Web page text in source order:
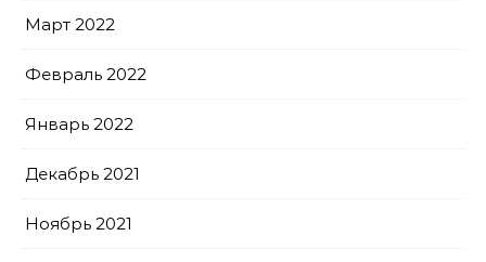
Март 2022
Февраль 2022
Январь 2022
Декабрь 2021
Ноябрь 2021